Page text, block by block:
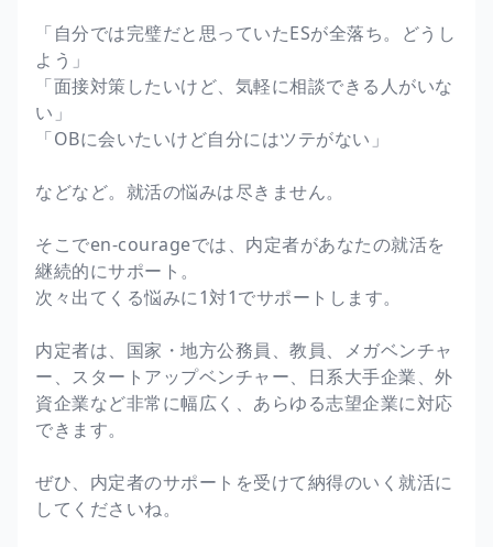
「自分では完璧だと思っていたESが全落ち。どうし
よう」
「面接対策したいけど、気軽に相談できる人がいな
い」
「OBに会いたいけど自分にはツテがない」
などなど。就活の悩みは尽きません。
そこでen-courageでは、内定者があなたの就活を
継続的にサポート。
次々出てくる悩みに1対1でサポートします。
内定者は、国家・地方公務員、教員、メガベンチャ
ー、スタートアップベンチャー、日系大手企業、外
資企業など非常に幅広く、あらゆる志望企業に対応
できます。
ぜひ、内定者のサポートを受けて納得のいく就活に
してくださいね。